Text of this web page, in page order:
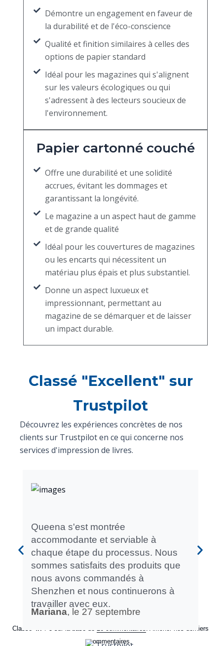
Démontre un engagement en faveur de
la durabilité et de l'éco-conscience
Qualité et finition similaires à celles des
options de papier standard
Idéal pour les magazines qui s'alignent
sur les valeurs écologiques ou qui
s'adressent à des lecteurs soucieux de
l'environnement.
Papier cartonné couché
Offre une durabilité et une solidité
accrues, évitant les dommages et
garantissant la longévité.
Le magazine a un aspect haut de gamme
et de grande qualité
Idéal pour les couvertures de magazines
ou les encarts qui nécessitent un
matériau plus épais et plus substantiel.
Donne un aspect luxueux et
impressionnant, permettant au
magazine de se démarquer et de laisser
un impact durable.
Classé "Excellent" sur
Trustpilot
Découvrez les expériences concrètes de nos
clients sur Trustpilot en ce qui concerne nos
services d'impression de livres.
Queena s'est montrée
accommodante et serviable à
chaque étape du processus. Nous
sommes satisfaits des produits que
nous avons commandés à
Shenzhen et nous continuerons à
travailler avec eux.
Mariana, le 27 septembre
Classé 4.7 / 5 sur la base de 26 commentaires. Afficher nos derniers
commentaires.